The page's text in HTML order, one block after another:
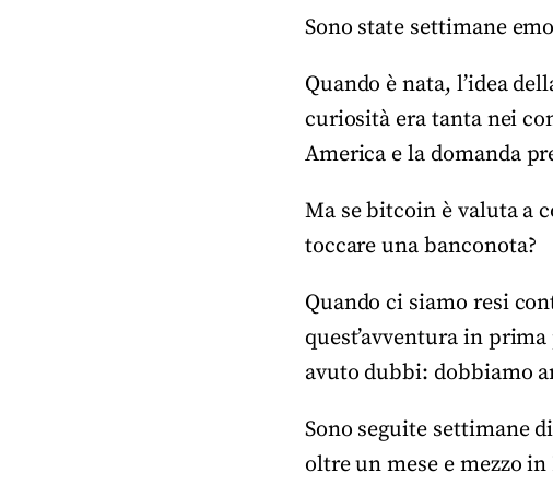
Sono state settimane
Quando è nata, l’idea
curiosità era tanta nei
America e la domanda
Ma se bitcoin è valuta a
toccare una banconota?
Quando ci siamo resi
quest’avventura in
avuto dubbi: dobbiamo
Sono seguite settimane
oltre un mese e mezzo